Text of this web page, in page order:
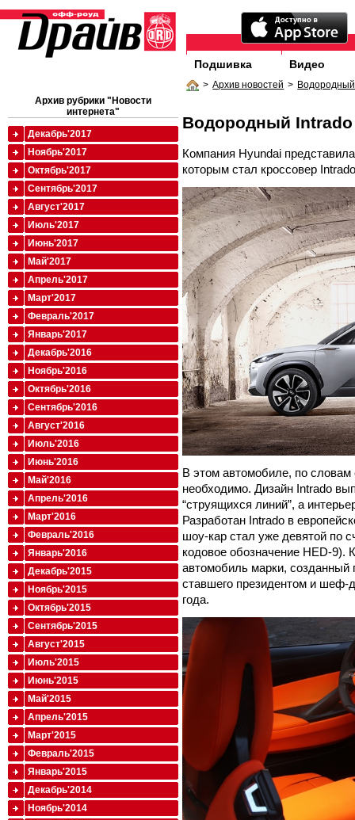
Подшивка Видео
> Архив новостей >
Водородный Intrado
Компания Hyundai
которым стал кроссовер
В этом автомобиле, по словам
необходимо. Дизайн Intrado
“струящихся линий”, а
Разработан Intrado в
шоу-кар стал уже девятой по
кодовое обозначение HED-9).
автомобиль марки,
ставшего президентом и шеф-
года.
Архив рубрики "Новости
интернета"
Декабрь'2017
Ноябрь'2017
Октябрь'2017
Сентябрь'2017
Август'2017
Июль'2017
Июнь'2017
Май'2017
Апрель'2017
Март'2017
Февраль'2017
Январь'2017
Декабрь'2016
Ноябрь'2016
Октябрь'2016
Сентябрь'2016
Август'2016
Июль'2016
Июнь'2016
Май'2016
Апрель'2016
Март'2016
Февраль'2016
Январь'2016
Декабрь'2015
Ноябрь'2015
Октябрь'2015
Сентябрь'2015
Август'2015
Июль'2015
Июнь'2015
Май'2015
Апрель'2015
Март'2015
Февраль'2015
Январь'2015
Декабрь'2014
Ноябрь'2014